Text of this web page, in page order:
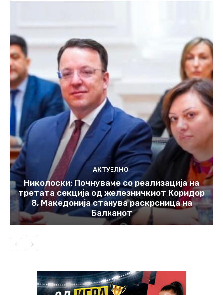
АКТУЕЛНО
Николоски: Почнуваме со реализација на
третата секција од железничкиот Коридор
8, Македонија станува раскрсница на
Балканот